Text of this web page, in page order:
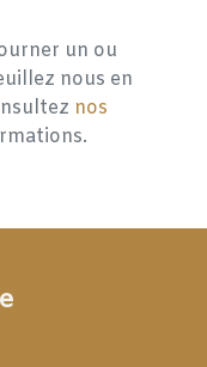
un ou
nous en
nos